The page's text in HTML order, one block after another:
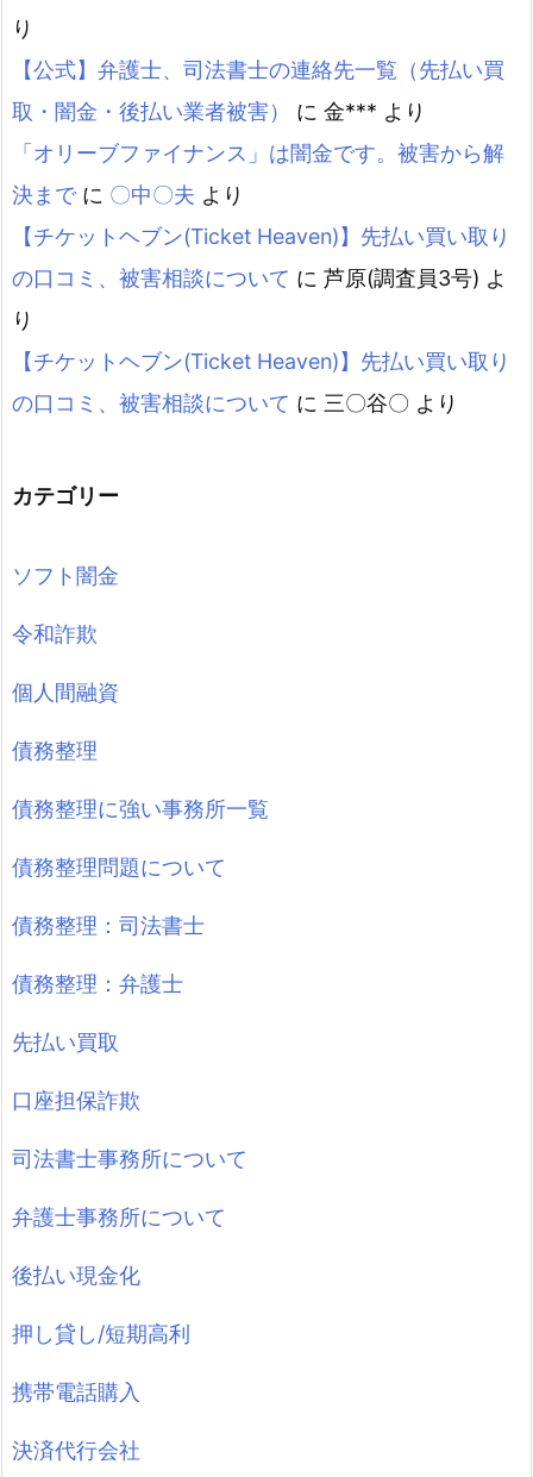
り
【公式】弁護士、司法書士の連絡先一覧（先払い買
取・闇金・後払い業者被害）
に 金*** より
「オリーブファイナンス」は闇金です。被害から解
決までに 〇中〇夫 より
【チケットヘブン(Ticket Heaven)】先払い買い取り
の口コミ、被害相談について に 芦原(調査員3号) よ
り
【チケットヘブン(Ticket Heaven)】先払い買い取り
の口コミ、被害相談について に 三〇谷〇 より
カテゴリー
ソフト闇金
令和詐欺
個人間融資
債務整理
債務整理に強い事務所一覧
債務整理問題について
債務整理：司法書士
債務整理：弁護士
先払い買取
口座担保詐欺
司法書士事務所について
弁護士事務所について
後払い現金化
押し貸し/短期高利
携帯電話購入
決済代行会社